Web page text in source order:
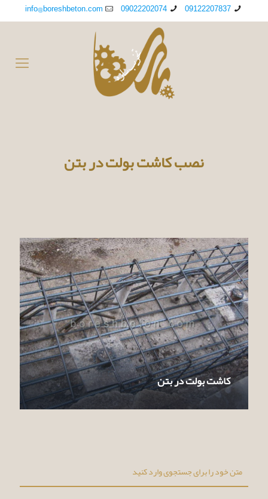
09122207837
09022202074
info@boreshbeton.com
نصب کاشت بولت در بتن
کاشت بولت در بتن